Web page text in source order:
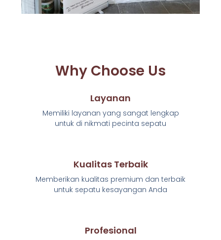
Why Choose Us
Layanan
Memiliki layanan yang sangat lengkap
untuk di nikmati pecinta sepatu
Kualitas Terbaik
Memberikan kualitas premium dan terbaik
untuk sepatu kesayangan Anda
Profesional